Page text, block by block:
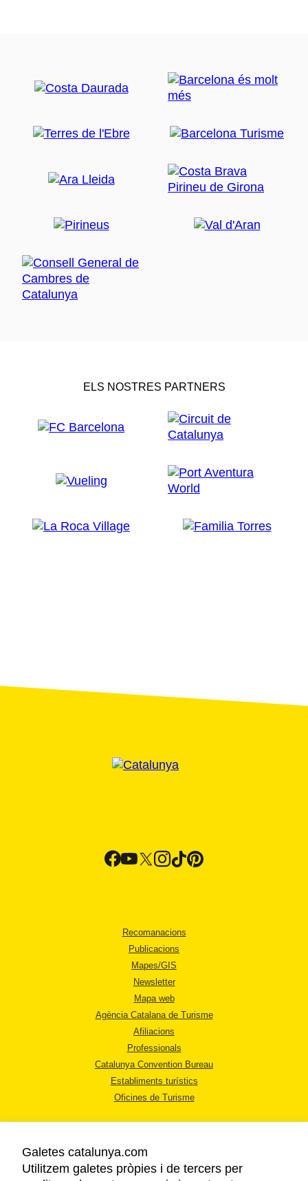
ELS NOSTRES PARTNERS
Recomanacions
Publicacions
Mapes/GIS
Newsletter
Mapa web
Agència Catalana de Turisme
Afiliacions
Professionals
Catalunya Convention Bureau
Establiments turístics
Oficines de Turisme
Galetes catalunya.com
Utilitzem galetes pròpies i de tercers per